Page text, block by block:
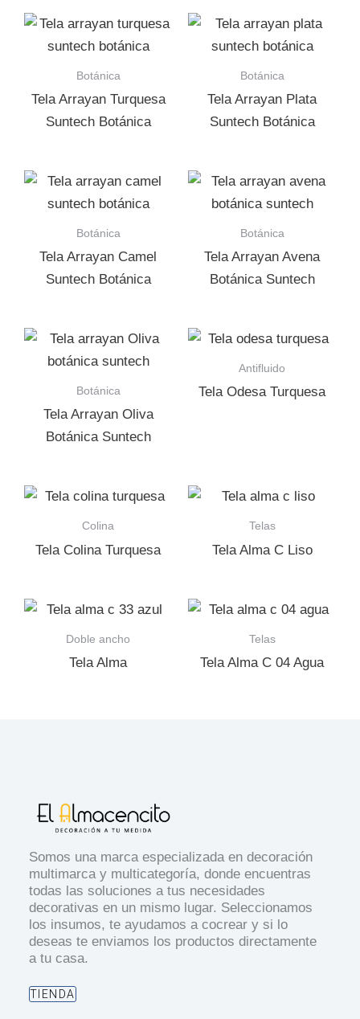
Botánica
Tela Arrayan Turquesa
Suntech Botánica
Botánica
Tela Arrayan Plata
Suntech Botánica
Botánica
Tela Arrayan Camel
Suntech Botánica
Botánica
Tela Arrayan Avena
Botánica Suntech
Botánica
Tela Arrayan Oliva
Botánica Suntech
Antifluido
Tela Odesa Turquesa
Colina
Tela Colina Turquesa
Telas
Tela Alma C Liso
Doble ancho
Tela Alma
Telas
Tela Alma C 04 Agua
Somos una marca especializada en decoración
multimarca y multicategoría, donde encuentras
todas las soluciones a tus necesidades
decorativas en un mismo lugar. Seleccionamos
los insumos, te ayudamos a cocrear y si lo
deseas te enviamos los productos directamente
a tu casa.
TIENDA